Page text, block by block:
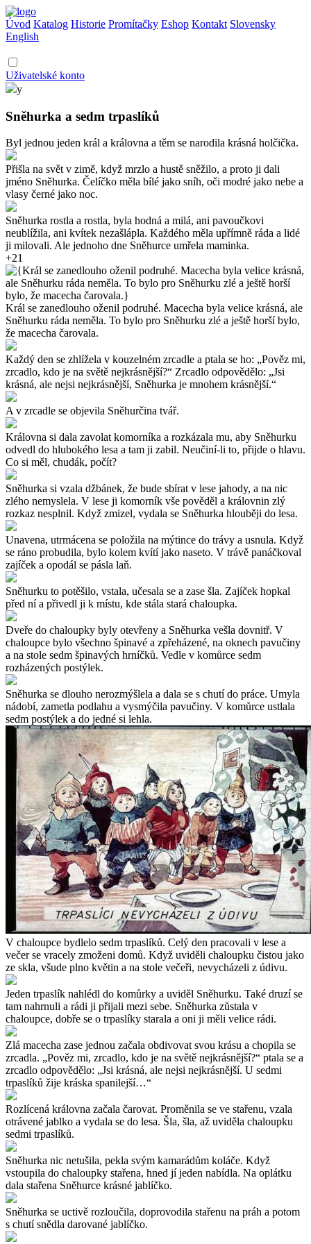
Úvod Katalog Historie Promítačky Eshop Kontakt Slovensky
English
Uživatelské konto
y
Sněhurka a sedm trpaslíků
Byl jednou jeden král a královna a těm se narodila krásná holčička.
Přišla na svět v zimě, když mrzlo a hustě sněžilo, a proto ji dali
jméno Sněhurka. Čelíčko měla bílé jako sníh, oči modré jako nebe a
vlasy černé jako noc.
Sněhurka rostla a rostla, byla hodná a milá, ani pavoučkovi
neublížila, ani kvítek nezašlápla. Každého měla upřímně ráda a lidé
ji milovali. Ale jednoho dne Sněhurce umřela maminka.
+21
Král se zanedlouho oženil podruhé. Macecha byla velice krásná, ale
Sněhurku ráda neměla. To bylo pro Sněhurku zlé a ještě horší bylo,
že macecha čarovala.
Každý den se zhlížela v kouzelném zrcadle a ptala se ho: „Pověz mi,
zrcadlo, kdo je na světě nejkrásnější?“ Zrcadlo odpovědělo: „Jsi
krásná, ale nejsi nejkrásnější, Sněhurka je mnohem krásnější.“
A v zrcadle se objevila Sněhurčina tvář.
Královna si dala zavolat komorníka a rozkázala mu, aby Sněhurku
odvedl do hlubokého lesa a tam ji zabil. Neučiní-li to, přijde o hlavu.
Co si měl, chudák, počít?
Sněhurka si vzala džbánek, že bude sbírat v lese jahody, a na nic
zlého nemyslela. V lese ji komorník vše pověděl a královnin zlý
rozkaz nesplnil. Když zmizel, vydala se Sněhurka hlouběji do lesa.
Unavena, utrmácena se položila na mýtince do trávy a usnula. Když
se ráno probudila, bylo kolem kvítí jako naseto. V trávě panáčkoval
zajíček a opodál se pásla laň.
Sněhurku to potěšilo, vstala, učesala se a zase šla. Zajíček hopkal
před ní a přivedl ji k místu, kde stála stará chaloupka.
Dveře do chaloupky byly otevřeny a Sněhurka vešla dovnitř. V
chaloupce bylo všechno špinavé a zpřeházené, na oknech pavučiny
a na stole sedm špinavých hrníčků. Vedle v komůrce sedm
rozházených postýlek.
Sněhurka se dlouho nerozmýšlela a dala se s chutí do práce. Umyla
nádobí, zametla podlahu a vysmýčila pavučiny. V komůrce ustlala
sedm postýlek a do jedné si lehla.
V chaloupce bydlelo sedm trpaslíků. Celý den pracovali v lese a
večer se vracely zmoženi domů. Když uviděli chaloupku čistou jako
ze skla, všude plno květin a na stole večeři, nevycházeli z údivu.
Jeden trpaslík nahlédl do komůrky a uviděl Sněhurku. Také druzí se
tam nahrnuli a rádi ji přijali mezi sebe. Sněhurka zůstala v
chaloupce, dobře se o trpaslíky starala a oni ji měli velice rádi.
Zlá macecha zase jednou začala obdivovat svou krásu a chopila se
zrcadla. „Pověz mi, zrcadlo, kdo je na světě nejkrásnější?“ ptala se a
zrcadlo odpovědělo: „Jsi krásná, ale nejsi nejkrásnější. U sedmi
trpaslíků žije kráska spanilejší…“
Rozlícená královna začala čarovat. Proměnila se ve stařenu, vzala
otrávené jablko a vydala se do lesa. Šla, šla, až uviděla chaloupku
sedmi trpaslíků.
Sněhurka nic netušila, pekla svým kamarádům koláče. Když
vstoupila do chaloupky stařena, hned jí jeden nabídla. Na oplátku
dala stařena Sněhurce krásné jablíčko.
Sněhurka se uctivě rozloučila, doprovodila stařenu na práh a potom
s chutí snědla darované jablíčko.